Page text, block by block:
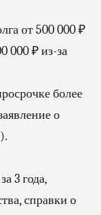
от 500 000 ₽
000 ₽ из-за
более
о
3 года,
справки о